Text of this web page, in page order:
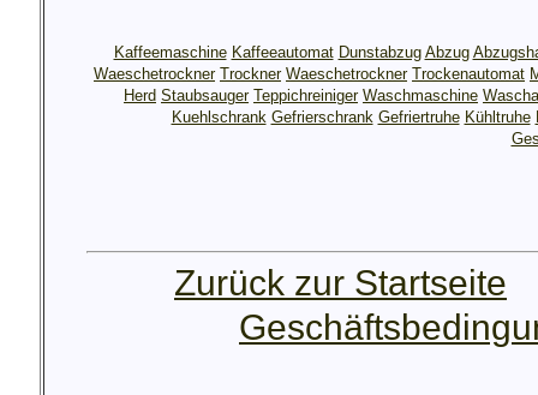
Kaffeemaschine Kaffeeautomat Dunstabzug Abzug
Waeschetrockner Trockner Waeschetrockner Trockenautomat
Herd Staubsauger Teppichreiniger Waschmaschine
Kuehlschrank Gefrierschrank Gefriertruhe Kühltruhe
Zurück zur Startseite